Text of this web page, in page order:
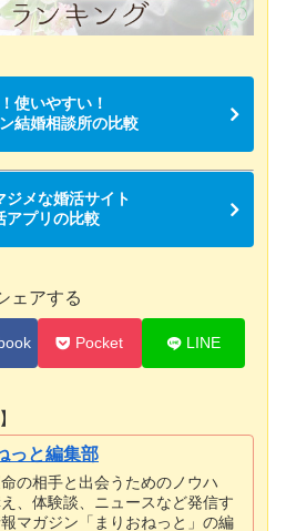
使いやすい！
結婚相談所の比較
ジメな婚活サイト
アプリの比較
ェアする
Pocket LINE
っと編集部
の相手と出会うためのノウハ
、体験談、ニュースなど発信す
マガジン「まりおねっと」の編